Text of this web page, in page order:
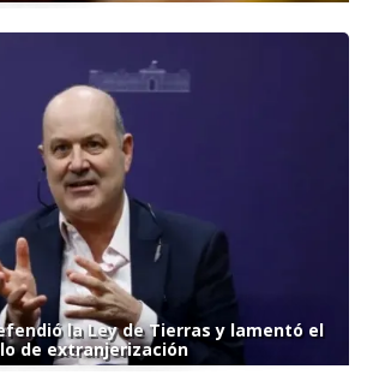
la Ley de Tierras y lamentó el
de extranjerización